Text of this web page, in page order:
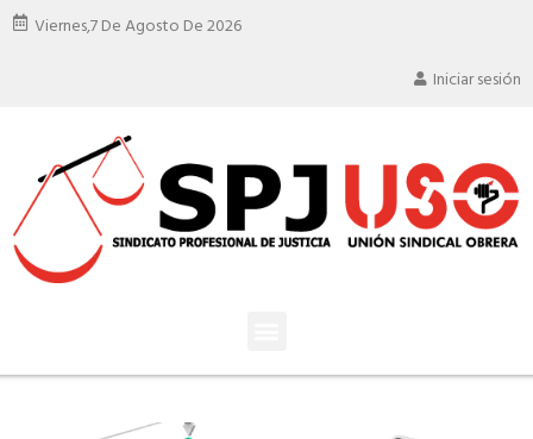
Viernes,7 De Agosto De 2026
Iniciar sesión